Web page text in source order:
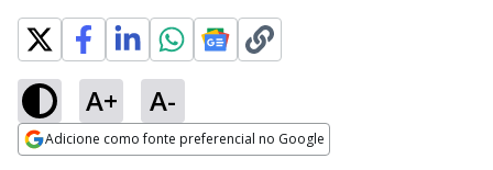
A+ A-
Adicione como fonte preferencial no Google